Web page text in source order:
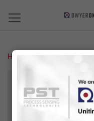
Home Pharma /
ARCHIVE/